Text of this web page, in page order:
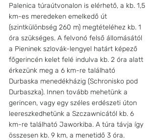
Palenica túraútvonalon is elérhető, a kb. 1,5
km-es meredeken emelkedő út
(szintkülönbség 260 m) megtételéhez kb. 1
óra szükséges. A felvonó felső állomásától
a Pieninek szlovák-lengyel határt képező
főgerincén kelet felé indulva kb. 2 óra alatt
érkezünk meg a 6 km-re található
Durbaska menedékházig (Schronisko pod
Durbaszka). Innen tovább mehetünk a
gerincen, vagy egy széles erdészeti úton
leereszkedhetünk a Szczawnicától kb. 6
km-re található Jaworkiba. A túra távja így
összesen kb. 9 km, a menetidő 3 óra.